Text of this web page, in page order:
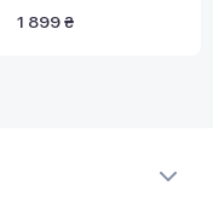
1 899 ₴